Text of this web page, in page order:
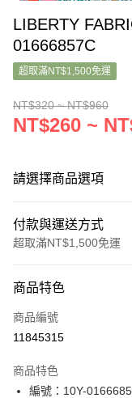
LIBERTY
01666857C
超取滿NT$1,500免運
NT$320 ~ NT$960
NT$260 ~
請選擇商品選項
付款與運送方式
超取滿NT$1,500免運
信用卡一次付款
超商取貨付款
Apple Pay
商品特色
商品編號
11845315
商品特色
編號：10Y-